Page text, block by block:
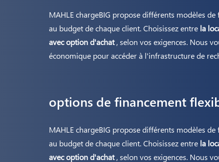
MAHLE chargeBIG propose différents modèles
au budget de chaque client. Choisissez entre la
avec option d'achat, selon vos exigences. Nous
économique pour accéder à l'infrastructure de
options de financement
MAHLE chargeBIG propose différents modèles
au budget de chaque client. Choisissez entre la
avec option d'achat, selon vos exigences. Nous